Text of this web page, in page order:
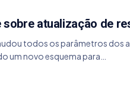
atualização de
todos os parâmetros dos
um novo esquema para…